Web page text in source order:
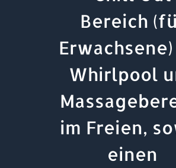
Bereich
Whirlpool
im Freien,
einen